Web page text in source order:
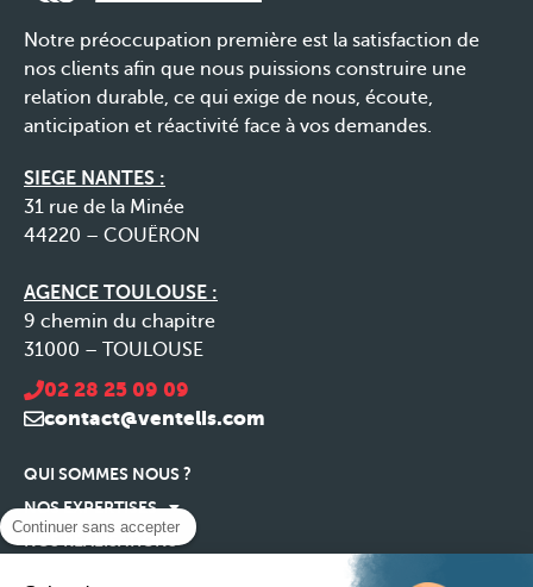
Notre préoccupation première est la satisfaction de
nos clients afin que nous puissions construire une
relation durable, ce qui exige de nous, écoute,
anticipation et réactivité face à vos demandes.
SIEGE NANTES :
31 rue de la Minée
44220 – COUËRON
AGENCE TOULOUSE :
9 chemin du chapitre
31000 – TOULOUSE
02 28 25 09 09
contact@ventelis.com
QUI SOMMES NOUS ?
NOS EXPERTISES
NOS RÉALISATIONS
Continuer sans accepter